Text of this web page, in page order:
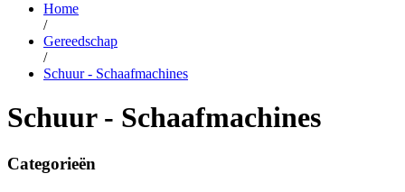
Home
/
Gereedschap
/
Schuur - Schaafmachines
Schuur - Schaafmachines
Categorieën